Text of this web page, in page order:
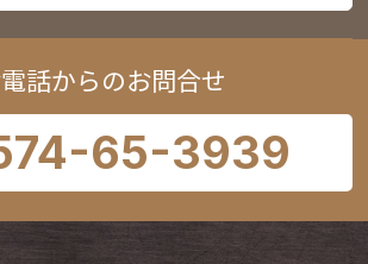
話からのお問合せ
65-3939